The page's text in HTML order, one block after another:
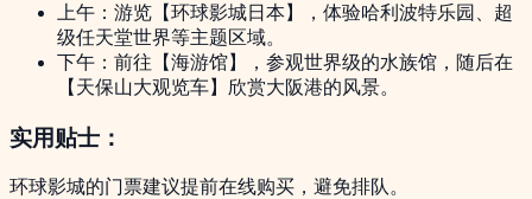
上午：游览【环球影城日本】，体验哈利波特乐园、超
级任天堂世界等主题区域。
下午：前往【海游馆】，参观世界级的水族馆，随后在
【天保山大观览车】欣赏大阪港的风景。
实用贴士：
环球影城的门票建议提前在线购买，避免排队。